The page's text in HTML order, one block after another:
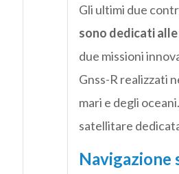
Gli ultimi due
sono dedicati
due missioni
Gnss-R realizzati
mari e degli
satellitare
Navigazione